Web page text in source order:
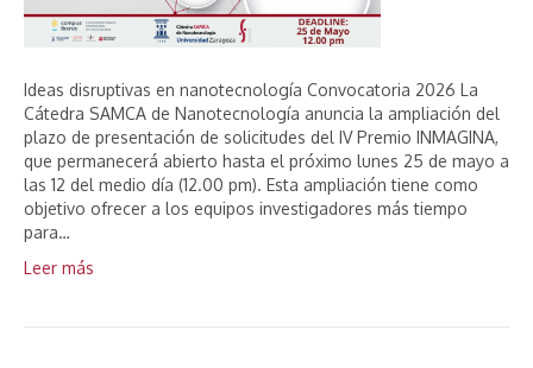
Ideas disruptivas en nanotecnología Convocatoria 2026 La
Cátedra SAMCA de Nanotecnología anuncia la ampliación del
plazo de presentación de solicitudes del IV Premio INMAGINA,
que permanecerá abierto hasta el próximo lunes 25 de mayo a
las 12 del medio día (12.00 pm). Esta ampliación tiene como
objetivo ofrecer a los equipos investigadores más tiempo
para…
Leer más